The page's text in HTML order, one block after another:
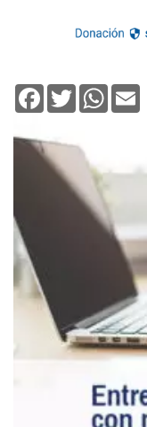
Facebook
Twitter